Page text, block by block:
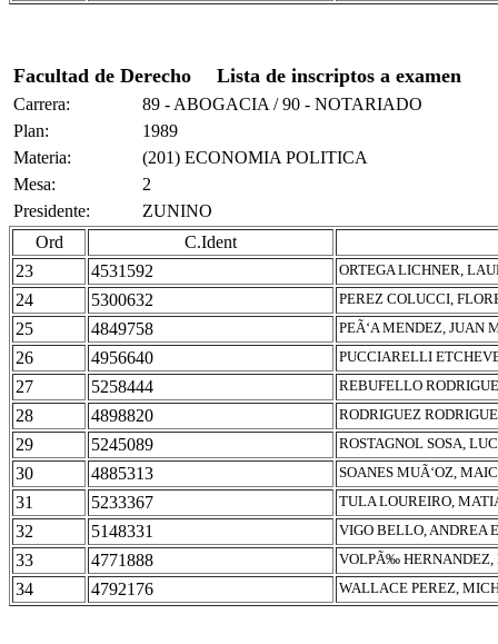
Facultad de Derecho Lista de inscriptos a examen
Carrera:
89 - ABOGACIA / 90 - NOTARIADO
Plan:
1989
Materia:
(201) ECONOMIA POLITICA
Mesa:
2
Presidente:
ZUNINO
Ord
C.Ident
23
4531592 ORTEGA LICHNER,
24 5300632 PEREZ COLUCCI,
25 4849758 PEÃ‘A MENDEZ, JUAN
26 4956640 PUCCIARELLI
27 5258444 REBUFELLO
28 4898820 RODRIGUEZ
29 5245089 ROSTAGNOL SOSA,
30 4885313 SOANES MUÃ‘OZ,
31 5233367 TULA LOUREIRO,
32 5148331 VIGO BELLO, ANDREA
33 4771888 VOLPÃ‰ HERNANDEZ,
34 4792176 WALLACE PEREZ,